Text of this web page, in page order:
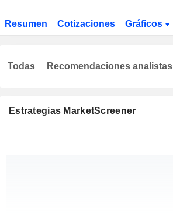
Resumen Cotizaciones Gráficos
Estrategias MarketScreener
Todas Recomendaciones analistas